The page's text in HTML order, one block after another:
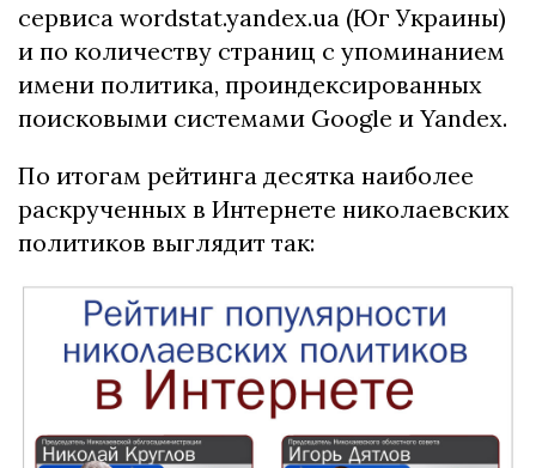
сервиса wordstat.yandex.ua (Юг Украины)
и по количеству страниц с упоминанием
имени политика, проиндексированных
поисковыми системами Google и Yandex.
По итогам рейтинга десятка наиболее
раскрученных в Интернете николаевских
политиков выглядит так: